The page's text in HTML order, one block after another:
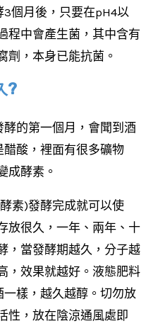
個月後，只要在pH4以
程中會產生菌，其中含有
劑，本身已能抗菌。
?
的第一個月，會聞到酒
酸，裡面有很多礦物
成酵素。
素)發酵完成就可以使
放很久，一年、兩年、十
，當發酵期越久，分子越
，效果就越好。液態肥料
樣，越久越醇。切勿放
性，放在陰涼通風處即